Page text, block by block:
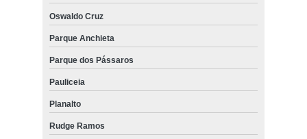
Oswaldo Cruz
Parque Anchieta
Parque dos Pássaros
Pauliceia
Planalto
Rudge Ramos